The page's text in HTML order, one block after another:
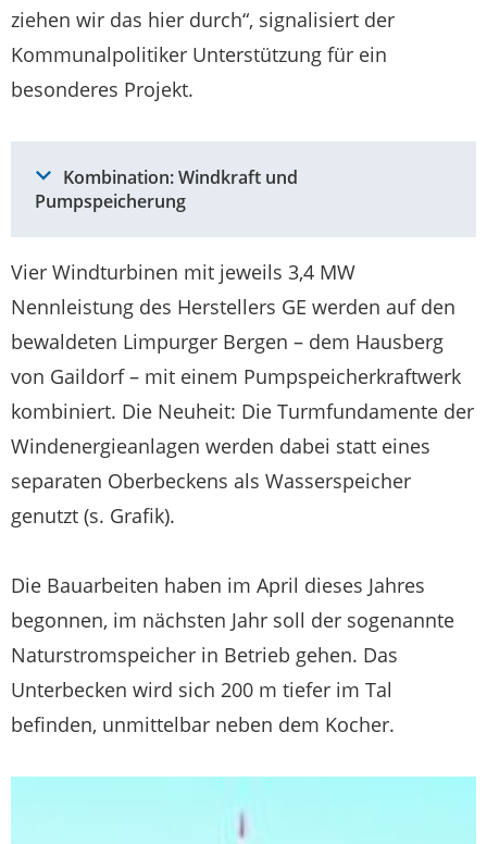
ziehen wir das hier durch“, signalisiert der
Kommunalpolitiker Unterstützung für ein
besonderes Projekt.
Kombination: Windkraft und
Pumpspeicherung
Vier Windturbinen mit jeweils 3,4 MW
Nennleistung des Herstellers GE werden auf den
bewaldeten Limpurger Bergen – dem Hausberg
von Gaildorf – mit einem Pumpspeicherkraftwerk
kombiniert. Die Neuheit: Die Turmfundamente der
Windenergieanlagen werden dabei statt eines
separaten Oberbeckens als Wasserspeicher
genutzt (s. Grafik).
Die Bauarbeiten haben im April dieses Jahres
begonnen, im nächsten Jahr soll der sogenannte
Naturstromspeicher in Betrieb gehen. Das
Unterbecken wird sich 200 m tiefer im Tal
befinden, unmittelbar neben dem Kocher.